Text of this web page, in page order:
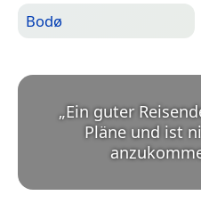
Bodø
„Ein guter
Pläne und ist